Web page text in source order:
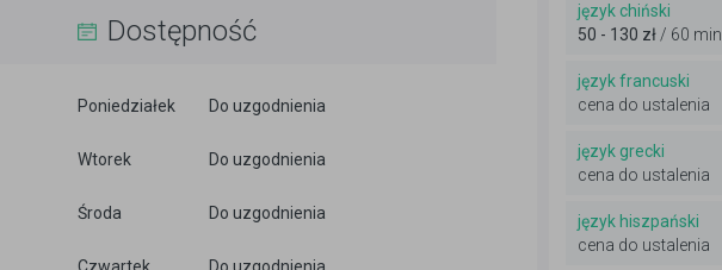
Dostępność
Poniedziałek Do uzgodnienia
Wtorek Do uzgodnienia
Środa Do uzgodnienia
język chiński
50 - 130 zł / 60 min
język francuski
cena do ustalenia
język grecki
cena do ustalenia
język hiszpański
cena do ustalenia